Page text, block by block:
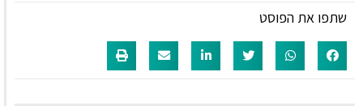
שתפו את הפוסט